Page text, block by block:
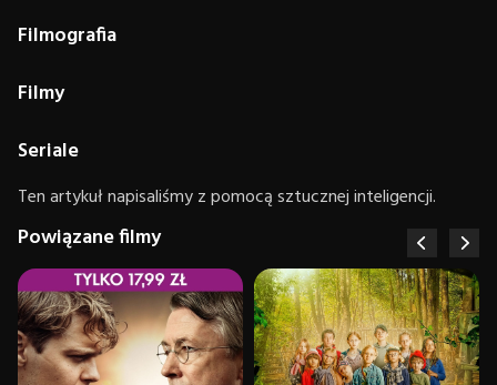
Filmografia
Filmy
Seriale
Ten artykuł napisaliśmy z pomocą sztucznej inteligencji.
Powiązane filmy